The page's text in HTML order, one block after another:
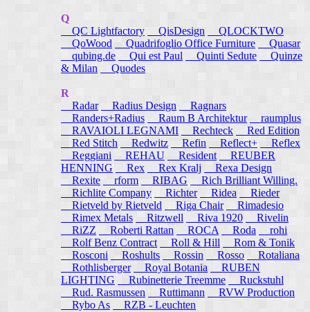
Q
QC Lightfactory
QisDesign
QLOCKTWO
QoWood Quadrifoglio Office Furniture
Quasar
qubing.de
Qui est Paul Quinti Sedute
Quinze
& Milan
Quodes
R
Radar
Radius Design
Ragnars
Randers+Radius
Raum B Architektur raumplus
RAVAIOLI LEGNAMI
Rechteck
Red Edition
Red Stitch
Redwitz Refin Reflect+
Reflex
Reggiani
REHAU Resident
REUBER
HENNING
Rex Rex Kralj
Rexa Design
Rexite
rform RIBAG
Rich Brilliant Willing.
Richlite Company
Richter Ridea
Rieder
Rietveld by Rietveld
Riga Chair
Rimadesio
Rimex Metals
Ritzwell Riva 1920
Rivelin
RiZZ
Roberti Rattan ROCA Roda
rohi
Rolf Benz Contract
Roll & Hill
Rom & Tonik
Rosconi Roshults Rossin Rosso
Rotaliana
Rothlisberger
Royal Botania
RUBEN
LIGHTING
Rubinetterie Treemme
Ruckstuhl
Rud. Rasmussen
Ruttimann
RVW Production
Rybo As
RZB - Leuchten